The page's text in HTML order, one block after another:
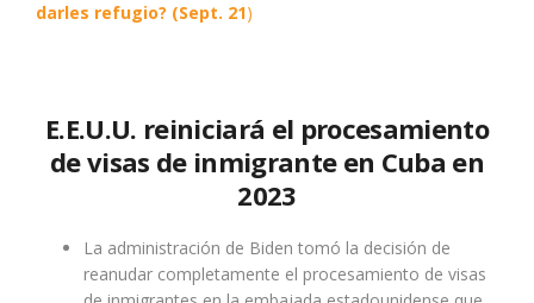
darles refugio? (Sept. 21)
E.E.U.U. reiniciará el procesamiento
de visas de inmigrante en Cuba en
2023
La administración de Biden tomó la decisión de
reanudar completamente el procesamiento de visas